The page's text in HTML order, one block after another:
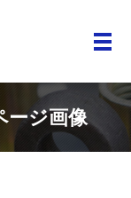
メ
ジ画像